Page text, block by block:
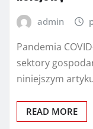
admin
Pandemia
sektory
niniejszym
READ MORE